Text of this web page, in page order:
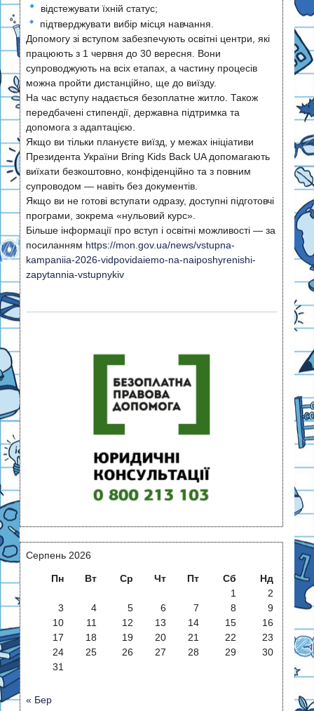
відстежувати їхній статус;
підтверджувати вибір місця навчання.
Допомогу зі вступом забезпечують освітні центри, які
працюють з 1 червня до 30 вересня. Вони
супроводжують на всіх етапах, а частину процесів
можна пройти дистанційно, ще до виїзду.
На час вступу надається безоплатне житло. Також
передбачені стипендії, державна підтримка та
допомога з адаптацією.
Якщо ви тільки плануєте виїзд, у межах ініціативи
Президента України Bring Kids Back UA допомагають
виїхати безкоштовно, конфіденційно та з повним
супроводом — навіть без документів.
Якщо ви не готові вступати одразу, доступні підготовчі
програми, зокрема «нульовий курс».
Більше інформації про вступ і освітні можливості — за
посиланням https://mon.gov.ua/news/vstupna-
kampaniia-2026-vidpovidaiemo-na-naiposhyrenishi-
zapytannia-vstupnykiv
Серпень 2026
Пн Вт Ср Чт Пт Сб
Нд
1
2
3
4 5 6 7 8
9
10
11 12 13 14 15
16
17
18 19 20 21 22
23
24
25 26 27 28 29
30
31
« Бер